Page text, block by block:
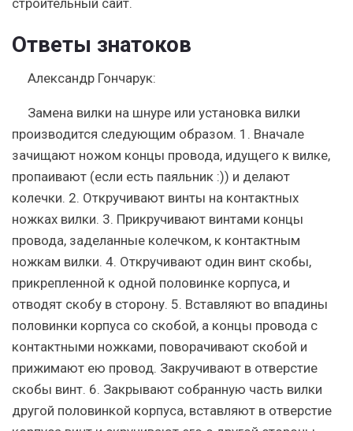
Ответы знатоков
Александр Гончарук:
Замена вилки на шнуре или установка вилки
производится следующим образом. 1. Вначале
зачищают ножом концы провода, идущего к вилке,
пропаивают (если есть паяльник :)) и делают
колечки. 2. Откручивают винты на контактных
ножках вилки. 3. Прикручивают винтами концы
провода, заделанные колечком, к контактным
ножкам вилки. 4. Откручивают один винт скобы,
прикрепленной к одной половинке корпуса, и
отводят скобу в сторону. 5. Вставляют во впадины
половинки корпуса со скобой, а концы провода с
контактными ножками, поворачивают скобой и
прижимают ею провод. Закручивают в отверстие
скобы винт. 6. Закрывают собранную часть вилки
другой половинкой корпуса, вставляют в отверстие